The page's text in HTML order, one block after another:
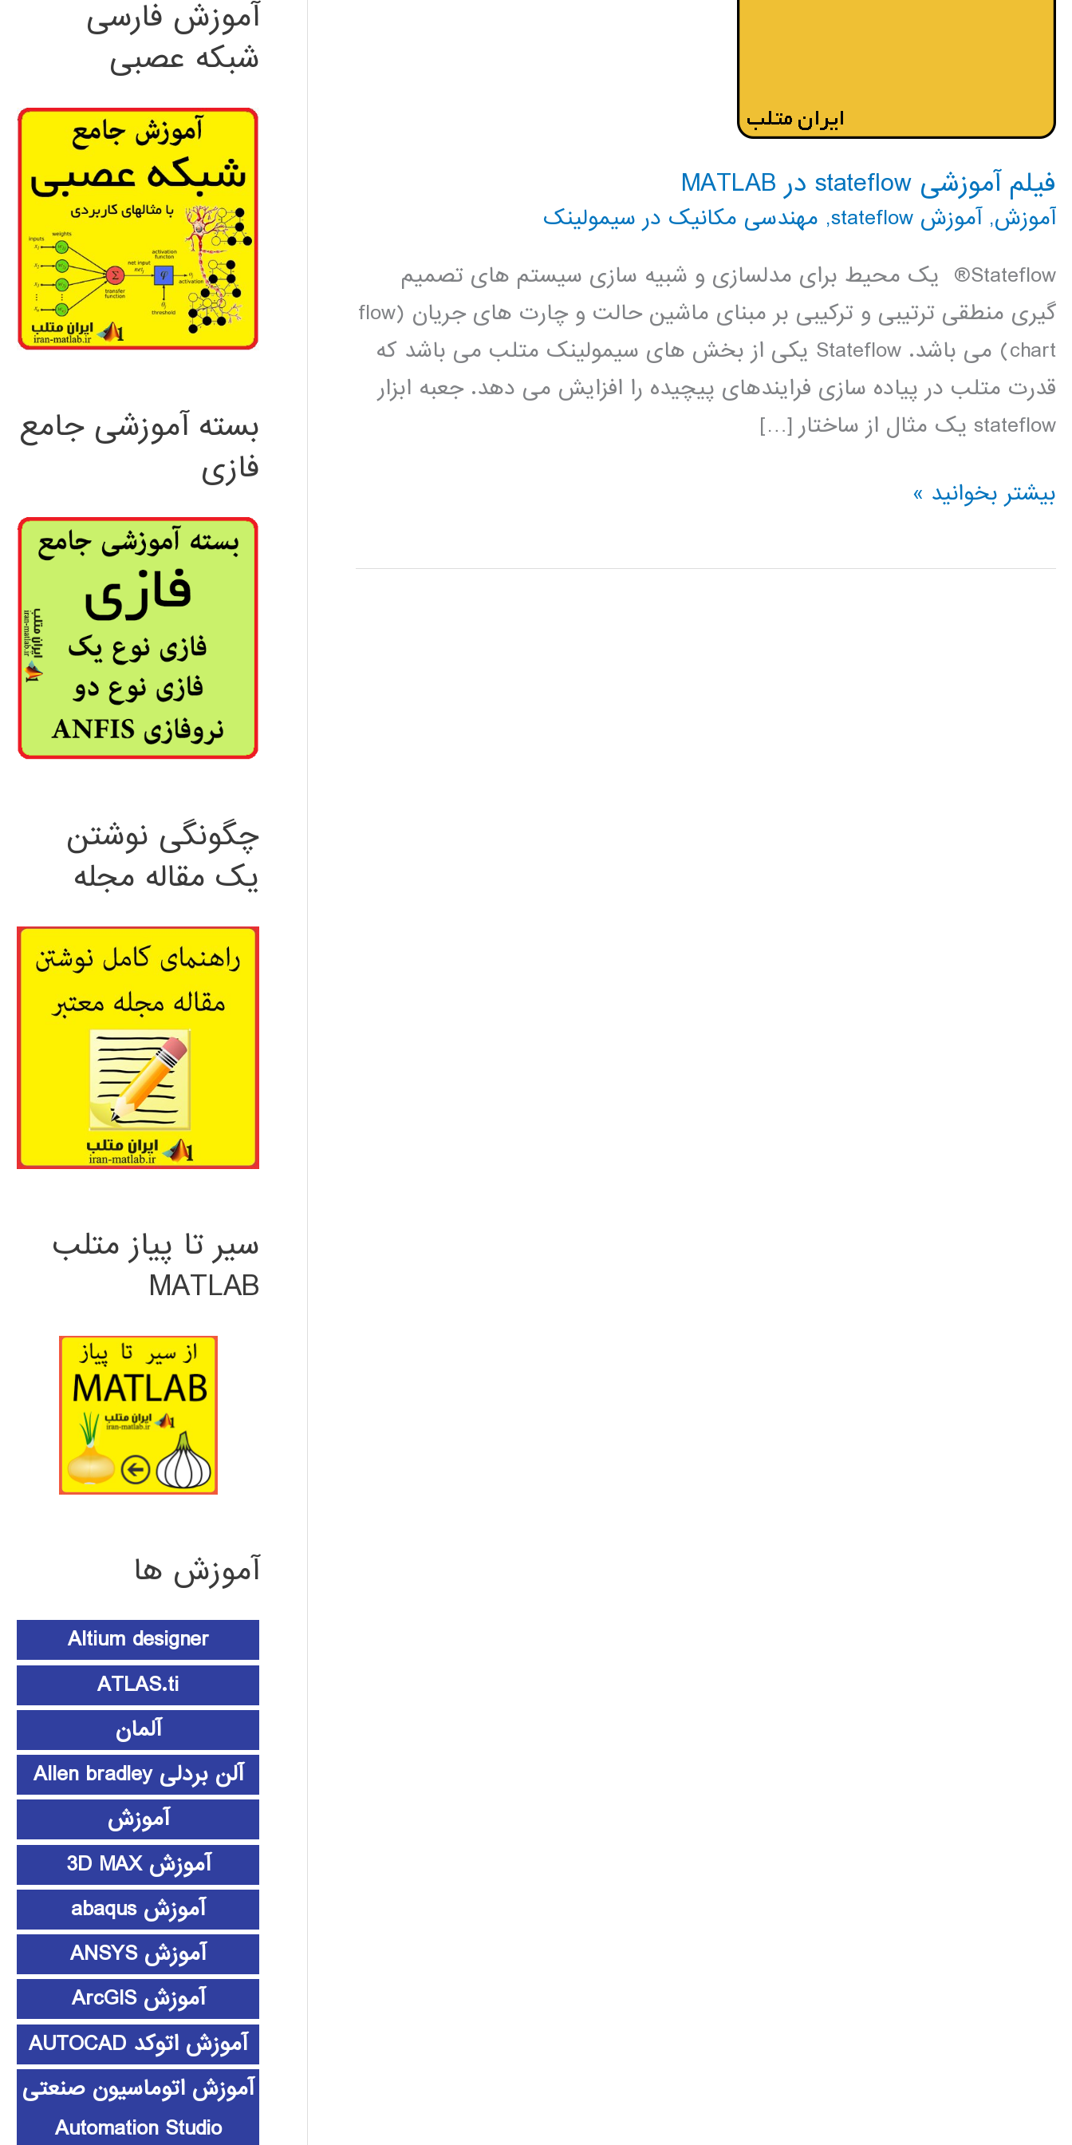
فیلم آموزشی stateflow در MATLAB
آموزش,آموزش stateflow , مهندسی مکانیک در سیمولینک
Stateflow® یک محیط برای مدلسازی و شبیه سازی سیستم های تصمیم
گیری منطقی ترتیبی و ترکیبی بر مبنای ماشین حالت و چارت های جریان (flow
chart) می باشد. Stateflow یکی از بخش های سیمولینک متلب می باشد که
قدرت متلب در پیاده سازی فرایندهای پیچیده را افزایش می دهد. جعبه ابزار
stateflow يک مثال از ساختار […]
فیلم
stateflow
بیشتر بخوانید »
آموزش فارسی
شبکه عصبی
بسته آموزشی جامع
فازی
چگونگی نوشتن
یک مقاله مجله
سیر تا پیاز متلب
MATLAB
آموزش ها
Altium designer
ATLAS.ti
آلمان
آلن بردلی Allen bradley
آموزش
آموزش 3D MAX
آموزش abaqus
آموزش ANSYS
آموزش ArcGIS
آموزش اتوکد AUTOCAD
آموزش اتوماسیون صنعتی
Automation Studio